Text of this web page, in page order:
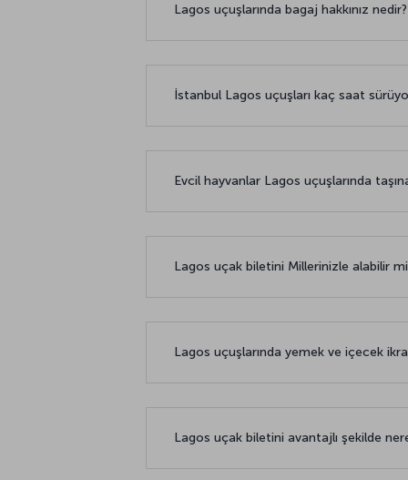
Lagos uçuşlarında bagaj hakkınız nedir?
İstanbul Lagos uçuşları kaç saat
Evcil hayvanlar Lagos uçuşlarında
Lagos uçak biletini Millerinizle alabilir
Lagos uçuşlarında yemek ve içecek
Lagos uçak biletini avantajlı şekilde